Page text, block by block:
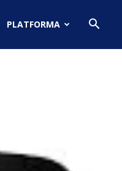
PLATFORMA